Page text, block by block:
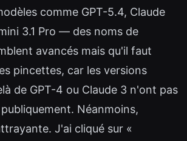
comme GPT-5.4, Claude
3.1 Pro — des noms de
avancés mais qu'il faut
pincettes, car les versions
de GPT-4 ou Claude 3 n'ont pas
Néanmoins,
J'ai cliqué sur «